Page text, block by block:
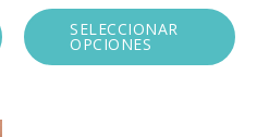
Este
producto
tiene
variantes.
precios:
desde
24,00€
SELECCIONAR
OPCIONES